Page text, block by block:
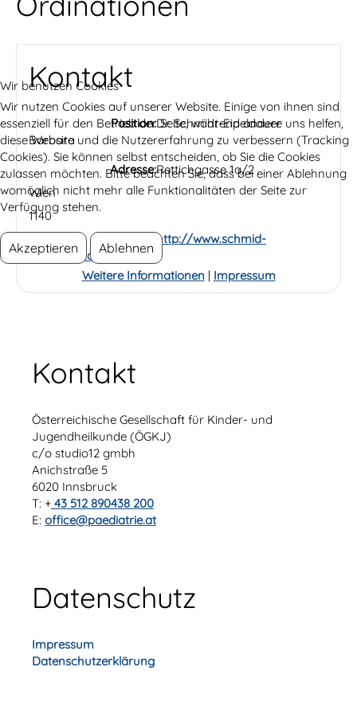
Kontakt
Position:Dr. Schmidt-Eipeldauer
Barbara
Adresse:Rettichgasse 1a/2
Wien
1140
http://www.schmid-
eipeldauer.at
Kontakt
Österreichische Gesellschaft für Kinder- und
Jugendheilkunde (ÖGKJ)
c/o studio12 gmbh
Anichstraße 5
6020 Innsbruck
T: + 43 512 890438 200
E: office@paediatrie.at
Datenschutz
Impressum
Datenschutzerklärung
Wir benutzen Cookies
Wir nutzen Cookies auf unserer Website. Einige von ihnen sind
essenziell für den Betrieb der Seite, während andere uns helfen,
diese Website und die Nutzererfahrung zu verbessern (Tracking
Cookies). Sie können selbst entscheiden, ob Sie die Cookies
zulassen möchten. Bitte beachten Sie, dass bei einer Ablehnung
womöglich nicht mehr alle Funktionalitäten der Seite zur
Verfügung stehen.
Akzeptieren Ablehnen
Weitere Informationen| Impressum